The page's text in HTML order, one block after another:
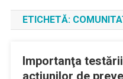
ETICHETĂ:
Importanţa
acţiunilor de